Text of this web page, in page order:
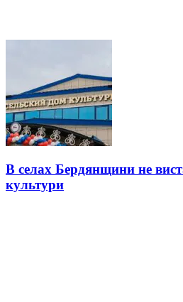
В селах Бердянщини не
культури